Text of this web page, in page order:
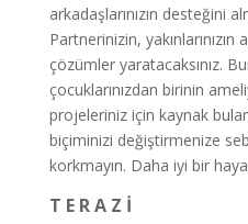
arkadaşlarınızın desteğini
Partnerinizin, yakınlarınızın
çözümler yaratacaksınız.
çocuklarınızdan birinin
projeleriniz için kaynak
biçiminizi değiştirmenize
korkmayın. Daha iyi bir
T E R A Z İ